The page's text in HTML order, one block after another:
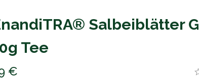
Salbeiblätter
Tee
€